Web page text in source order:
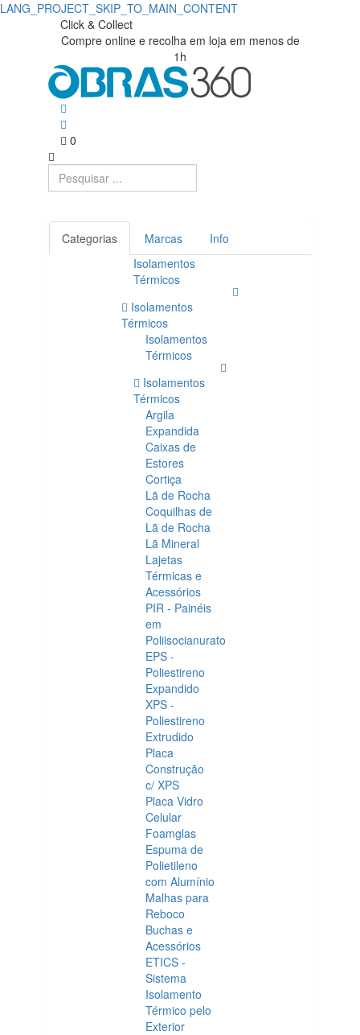
LANG_PROJECT_SKIP_TO_MAIN_CONTENT
Click & Collect
Compre online e recolha em loja em menos de
1h
0
Categorias Marcas
Info
Isolamentos
Térmicos
Isolamentos
Térmicos
Isolamentos
Térmicos
Isolamentos
Térmicos
Argila
Expandida
Caixas de
Estores
Cortiça
Lã de Rocha
Coquilhas de
Lã de Rocha
Lã Mineral
Lajetas
Térmicas e
Acessórios
PIR - Painéis
em
Poliisocianurato
EPS -
Poliestireno
Expandido
XPS -
Poliestireno
Extrudido
Placa
Construção
c/ XPS
Placa Vidro
Celular
Foamglas
Espuma de
Polietileno
com Alumínio
Malhas para
Reboco
Buchas e
Acessórios
ETICS -
Sistema
Isolamento
Térmico pelo
Exterior